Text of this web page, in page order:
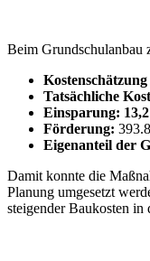
Beim Grundschulanbau
Kostenschätzung
Tatsächliche
Einsparung:
Förderung:
Eigenanteil der
Damit konnte die
Planung umgesetzt
steigender Baukosten in